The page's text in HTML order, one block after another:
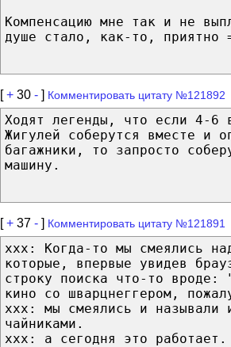
Компенсацию мне так и не
душе стало, как-то, приятно
[+ 30 - ] Комментировать цитату №121892
Ходят легенды, что если 4-6
Жигулей соберутся вместе и
багажники, то запросто
машину.
[+ 37 - ] Комментировать цитату №121891
ххх: Когда-то мы смеялись
которые, впервые увидев
строку поиска что-то вроде:
кино со шварцнеггером,
ххх: мы смеялись и называли
чайниками.
ххх: а сегодня это работает.